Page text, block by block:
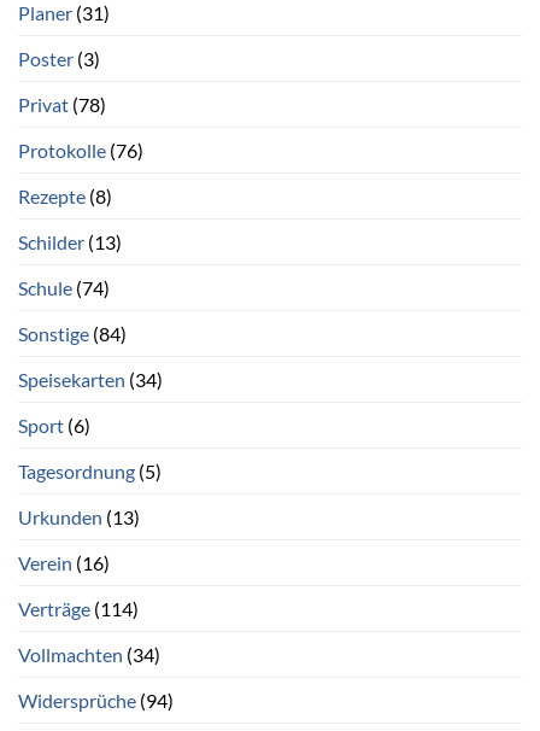
Planer (31)
Poster (3)
Privat (78)
Protokolle (76)
Rezepte (8)
Schilder (13)
Schule (74)
Sonstige (84)
Speisekarten (34)
Sport (6)
Tagesordnung (5)
Urkunden (13)
Verein (16)
Verträge (114)
Vollmachten (34)
Widersprüche (94)